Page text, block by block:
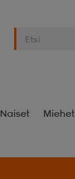
Naiset Miehet